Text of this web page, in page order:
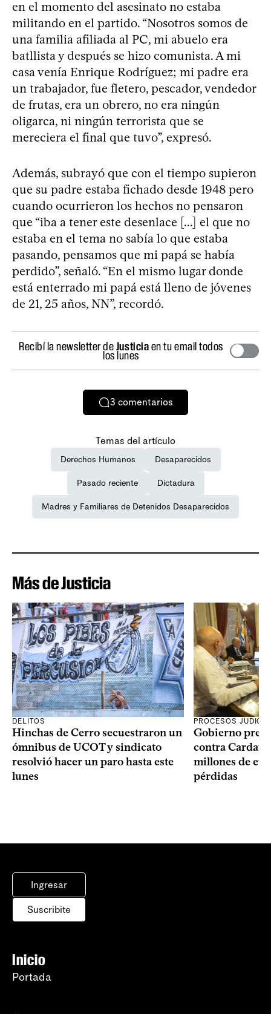
en el momento del asesinato no estaba
militando en el partido. “Nosotros somos de
una familia afiliada al PC, mi abuelo era
batllista y después se hizo comunista. A mi
casa venía Enrique Rodríguez; mi padre era
un trabajador, fue fletero, pescador, vendedor
de frutas, era un obrero, no era ningún
oligarca, ni ningún terrorista que se
mereciera el final que tuvo”, expresó.
Además, subrayó que con el tiempo supieron
que su padre estaba fichado desde 1948 pero
cuando ocurrieron los hechos no pensaron
que “iba a tener este desenlace [...] el que no
estaba en el tema no sabía lo que estaba
pasando, pensamos que mi papá se había
perdido”, señaló. “En el mismo lugar donde
está enterrado mi papá está lleno de jóvenes
de 21, 25 años, NN”, recordó.
Recibí la newsletter deJusticiaen tu email todos
los lunes
3 comentarios
Temas del artículo
Derechos Humanos Desaparecidos
Pasado reciente Dictadura
Madres y Familiares de Detenidos Desaparecidos
Más de Justicia
DELITOS
Hinchas de Cerro secuestraron un
ómnibus de UCOT y sindicato
resolvió hacer un paro hasta este
lunes
PROCESOS
Gobierno
contra
millones de
pérdidas
Ingresar
Suscribite
Inicio
Portada